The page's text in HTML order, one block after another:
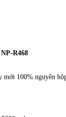
R468
mới 100% nguyên